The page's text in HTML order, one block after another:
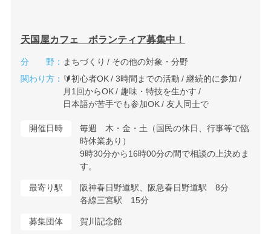
天国屋カフェ ボランティア募集中！
分 野： まちづくり
その他の対象・分野
関わり方： 🔰初心者OK 3時間までの活動
継続的に参加
月1回からOK
趣味・特技を生かす
日本語が苦手でも参加OK
友人同士で
開催日時
毎週 木・金・土（国民の休日、行事等で臨
時休業あり）
9時30分から16時00分の間で相談の上決めま
す。
最寄り駅
阪神春日野道駅、阪急春日野道駅 8分
各線三宮駅 15分
募集団体 賀川記念館